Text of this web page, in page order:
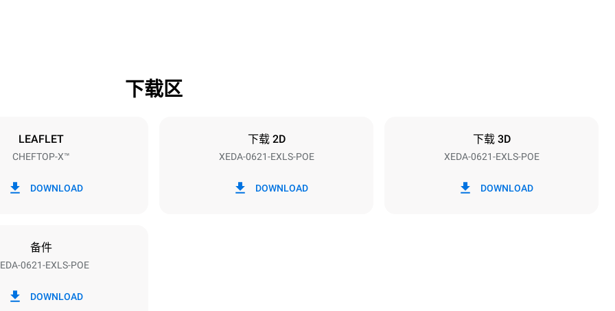
烤盘尺寸
/ 220-240V 3~
下载区
LEAFLET
CHEFTOP-X™
DOWNLOAD
下载 2D
XEDA-0621-EXLS-POE
DOWNLOAD
下载 3D
XEDA-0621-EXLS-POE
DOWNLOAD
备件
0621-EXLS-POE
DOWNLOAD